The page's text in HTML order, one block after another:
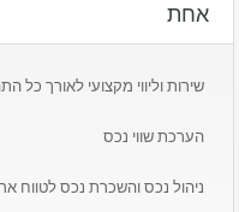
אחת
שירות וליווי מקצועי לאורך כל
הערכת שווי נכס
ניהול נכס והשכרת נכס לטווח